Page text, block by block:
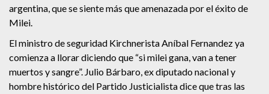
argentina, que se siente más que amenazada por el éxito de
Milei.
El ministro de seguridad Kirchnerista Aníbal Fernandez ya
comienza a llorar diciendo que “si milei gana, van a tener
muertos y sangre”. Julio Bárbaro, ex diputado nacional y
hombre histórico del Partido Justicialista dice que tras las